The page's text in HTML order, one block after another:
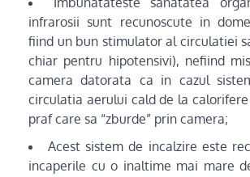
infrarosii sunt recunoscute in
fiind un bun stimulator al circulatiei
chiar pentru hipotensivi), nefiind
camera datorata ca in cazul
circulatia aerului cald de la
praf care sa “zburde” prin camera;
Acest sistem de incalzire este
incaperile cu o inaltime mai mare